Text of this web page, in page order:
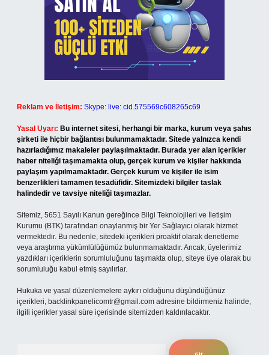
Reklam ve İletişim: Skype: live:.cid.575569c608265c69
Yasal Uyarı: Bu internet sitesi, herhangi bir marka, kurum veya şahıs
şirketi ile hiçbir bağlantısı bulunmamaktadır. Sitede yalnızca kendi
hazırladığımız makaleler paylaşılmaktadır. Burada yer alan içerikler
haber niteliği taşımamakta olup, gerçek kurum ve kişiler hakkında
paylaşım yapılmamaktadır. Gerçek kurum ve kişiler ile isim
benzerlikleri tamamen tesadüfidir. Sitemizdeki bilgiler taslak
halindedir ve tavsiye niteliği taşımazlar.
Sitemiz, 5651 Sayılı Kanun gereğince Bilgi Teknolojileri ve İletişim
Kurumu (BTK) tarafından onaylanmış bir Yer Sağlayıcı olarak hizmet
vermektedir. Bu nedenle, sitedeki içerikleri proaktif olarak denetleme
veya araştırma yükümlülüğümüz bulunmamaktadır. Ancak, üyelerimiz
yazdıkları içeriklerin sorumluluğunu taşımakta olup, siteye üye olarak bu
sorumluluğu kabul etmiş sayılırlar.
Hukuka ve yasal düzenlemelere aykırı olduğunu düşündüğünüz
içerikleri, backlinkpanelicomtr@gmail.com adresine bildirmeniz halinde,
ilgili içerikler yasal süre içerisinde sitemizden kaldırılacaktır.